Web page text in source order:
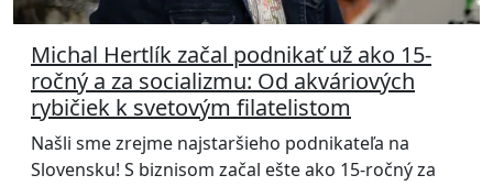
Michal Hertlík začal podnikať už ako 15-
ročný a za socializmu: Od akváriových
rybičiek k svetovým filatelistom
Našli sme zrejme najstaršieho podnikateľa na
Slovensku! S biznisom začal ešte ako 15-ročný za